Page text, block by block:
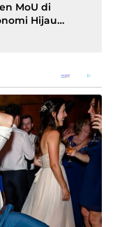
MoU di
Hijau
Karbon